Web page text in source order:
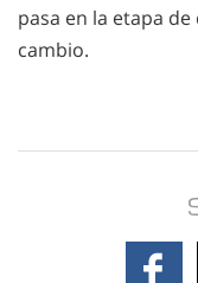
pasa en la etapa
cambio.